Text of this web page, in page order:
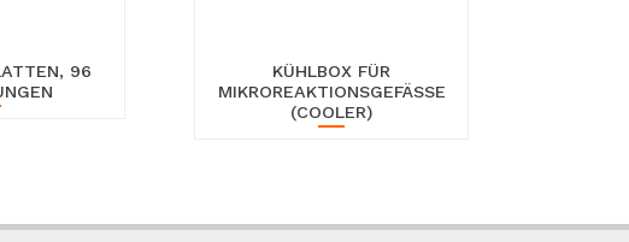
96
KÜHLBOX FÜR
MIKROREAKTIONSGEFÄSSE (
COOLER)